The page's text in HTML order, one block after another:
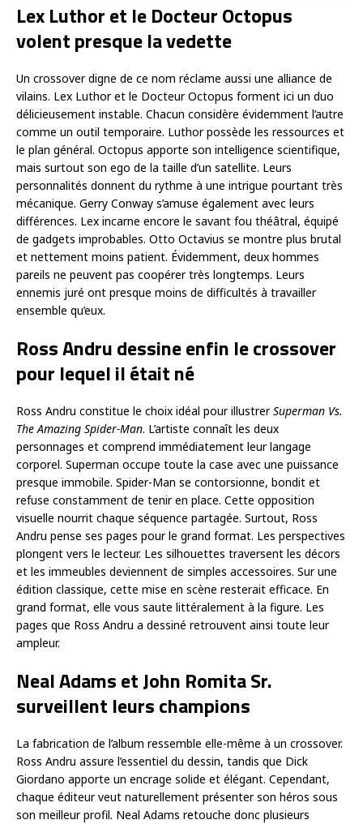
Lex Luthor et le Docteur Octopus
volent presque la vedette
Un crossover digne de ce nom réclame aussi une alliance de
vilains. Lex Luthor et le Docteur Octopus forment ici un duo
délicieusement instable. Chacun considère évidemment l’autre
comme un outil temporaire. Luthor possède les ressources et
le plan général. Octopus apporte son intelligence scientifique,
mais surtout son ego de la taille d’un satellite. Leurs
personnalités donnent du rythme à une intrigue pourtant très
mécanique. Gerry Conway s’amuse également avec leurs
différences. Lex incarne encore le savant fou théâtral, équipé
de gadgets improbables. Otto Octavius se montre plus brutal
et nettement moins patient. Évidemment, deux hommes
pareils ne peuvent pas coopérer très longtemps. Leurs
ennemis juré ont presque moins de difficultés à travailler
ensemble qu’eux.
Ross Andru dessine enfin le crossover
pour lequel il était né
Ross Andru constitue le choix idéal pour illustrerSuperman Vs.
The Amazing Spider-Man. L’artiste connaît les deux
personnages et comprend immédiatement leur langage
corporel. Superman occupe toute la case avec une puissance
presque immobile. Spider-Man se contorsionne, bondit et
refuse constamment de tenir en place. Cette opposition
visuelle nourrit chaque séquence partagée. Surtout, Ross
Andru pense ses pages pour le grand format. Les perspectives
plongent vers le lecteur. Les silhouettes traversent les décors
et les immeubles deviennent de simples accessoires. Sur une
édition classique, cette mise en scène resterait efficace. En
grand format, elle vous saute littéralement à la figure. Les
pages que Ross Andru a dessiné retrouvent ainsi toute leur
ampleur.
Neal Adams et John Romita Sr.
surveillent leurs champions
La fabrication de l’album ressemble elle-même à un crossover.
Ross Andru assure l’essentiel du dessin, tandis que Dick
Giordano apporte un encrage solide et élégant. Cependant,
chaque éditeur veut naturellement présenter son héros sous
son meilleur profil. Neal Adams retouche donc plusieurs